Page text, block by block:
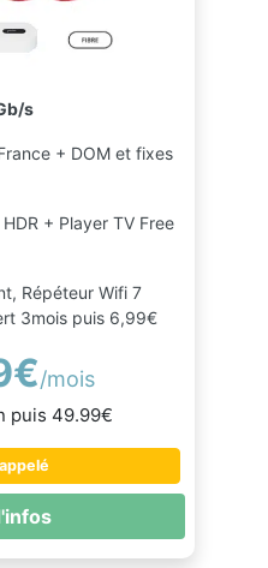
s
+ DOM et fixes
+ Player TV Free
Répéteur Wifi 7
3mois puis 6,99€
/mois
puis 49.99€